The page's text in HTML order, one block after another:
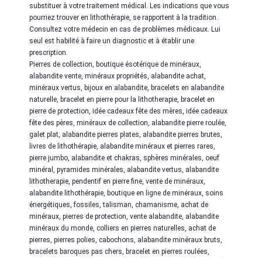
substituer à votre traitement médical. Les indications que vous
pourriez trouver en lithothérapie, se rapportent à la tradition.
Consultez votre médecin en cas de problèmes médicaux. Lui
seul est habilité à faire un diagnostic et à établir une
prescription.
Pierres de collection, boutique ésotérique de minéraux,
alabandite vente, minéraux propriétés, alabandite achat,
minéraux vertus, bijoux en alabandite, bracelets en alabandite
naturelle, bracelet en pierre pour la lithotherapie, bracelet en
pierre de protection, idée cadeaux fête des mères, idée cadeaux
fête des pères, minéraux de collection, alabandite pierre roulée,
galet plat, alabandite pierres plates, alabandite pierres brutes,
livres de lithothérapie, alabandite minéraux et pierres rares,
pierre jumbo, alabandite et chakras, sphères minérales, oeuf
minéral, pyramides minérales, alabandite vertus, alabandite
lithotherapie, pendentif en pierre fine, vente de minéraux,
alabandite lithothérapie, boutique en ligne de minéraux, soins
énergétiques, fossiles, talisman, chamanisme, achat de
minéraux, pierres de protection, vente alabandite, alabandite
minéraux du monde, colliers en pierres naturelles, achat de
pierres, pierres polies, cabochons, alabandite minéraux bruts,
bracelets baroques pas chers, bracelet en pierres roulées,